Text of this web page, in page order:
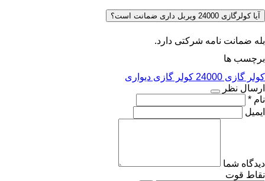
آیا کولرگازی 24000 ویربل داری ضمانت است؟
بله ضمانت نامه شرکتی دارد.
برچسب ها
کولر گازی 24000
کولر گازی دیواری
ارسال نظر
نام *
ایمیل
دیدگاه شما
نقاط قوت